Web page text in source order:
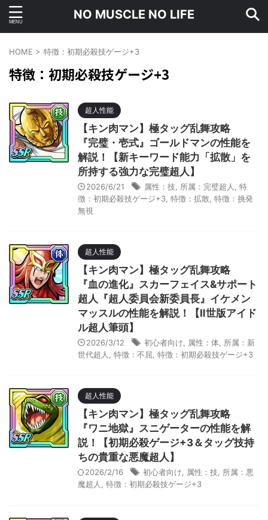
NO MUSCLE NO LIFE
HOME > 特徴：初期必殺技ゲージ+3
特徴：初期必殺技ゲージ+3
超人性能
【キン肉マン】極タッグ乱舞攻略
『完璧・壱式』ゴールドマンの性能を
解説！【新キーワード能力「拡散」を
所持する強力な完璧超人】
2026/6/21 属性：技 所属：完璧超人
特
徴：初期必殺技ゲージ+3 特徴：拡散 特徴：挑発
無視
超人性能
【キン肉マン】極タッグ乱舞攻略
『血の進化』スカーフェイス&サポート
超人『超人委員会新委員長』イケメン
マッスルの性能を解説！【Ⅱ世版アイド
ル超人筆頭】
2026/3/12 初心者向け 属性：体 所属：新
世代超人
特徴：不屈 特徴：初期必殺技ゲージ+3
超人性能
【キン肉マン】極タッグ乱舞攻略
『ワニ地獄』スニゲーターの性能を解
説！【初期必殺ゲージ+3＆タッグ技持
ちの貴重な悪魔超人】
2026/2/16 初心者向け 属性：技 所属：悪
魔超人
特徴：初期必殺技ゲージ+3